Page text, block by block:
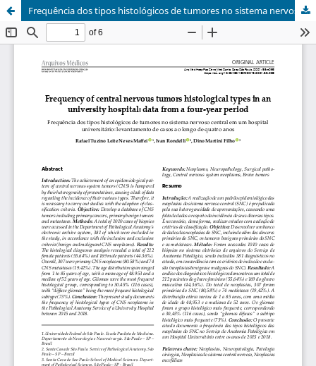
Frequência dos tipos histológicos de tumores no sistema nervoso central em um hospital universitário: levantamento de casos ao longo de quatro anos / Frequency of central nervous tumors histological types in an university hospital: data from a four-year period